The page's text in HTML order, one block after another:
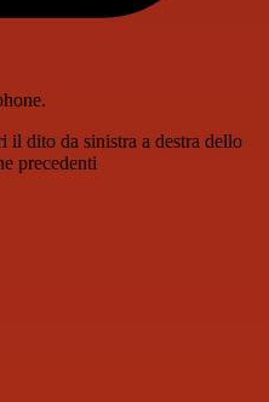
il dito da sinistra a destra dello
precedenti